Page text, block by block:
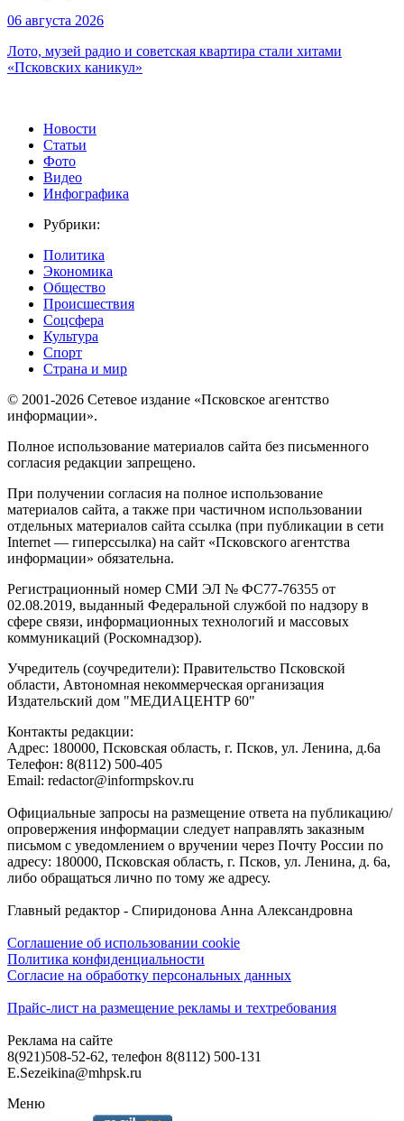
06 августа 2026
Лото, музей радио и советская квартира стали хитами
«Псковских каникул»
Новости
Статьи
Фото
Видео
Инфографика
Рубрики:
Политика
Экономика
Общество
Происшествия
Соцсфера
Культура
Спорт
Страна и мир
© 2001-2026 Сетевое издание «Псковское агентство
информации».
Полное использование материалов сайта без письменного
согласия редакции запрещено.
При получении согласия на полное использование
материалов сайта, а также при частичном использовании
отдельных материалов сайта ссылка (при публикации в сети
Internet — гиперссылка) на сайт «Псковского агентства
информации» обязательна.
Регистрационный номер СМИ ЭЛ № ФС77-76355 от
02.08.2019, выданный Федеральной службой по надзору в
сфере связи, информационных технологий и массовых
коммуникаций (Роскомнадзор).
Учредитель (соучредители): Правительство Псковской
области, Автономная некоммерческая организация
Издательский дом "МЕДИАЦЕНТР 60"
Контакты редакции:
Адреc: 180000, Псковская область, г. Псков, ул. Ленина, д.6а
Телефон: 8(8112) 500-405
Email: redactor@informpskov.ru
Официальные запросы на размещение ответа на публикацию/
опровержения информации следует направлять заказным
письмом с уведомлением о вручении через Почту России по
адресу: 180000, Псковская область, г. Псков, ул. Ленина, д. 6а,
либо обращаться лично по тому же адресу.
Главный редактор - Спиридонова Анна Александровна
Соглашение об использовании cookie
Политика конфиденциальности
Согласие на обработку персональных данных
Прайс-лист на размещение рекламы и техтребования
Реклама на сайте
8(921)508-52-62, телефон 8(8112) 500-131
E.Sezeikina@mhpsk.ru
Меню